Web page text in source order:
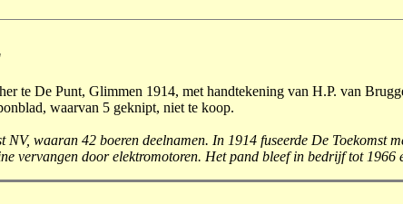
te De Punt, Glimmen 1914, met handtekening van H.P. van
waarvan 5 geknipt, niet te koop.
waaran 42 boeren deelnamen. In 1914 fuseerde De Toekomst
vervangen door elektromotoren. Het pand bleef in bedrijf tot 1966